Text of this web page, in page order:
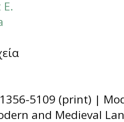
1356­-5109 (print) |
and Medieval